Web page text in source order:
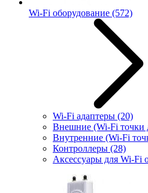
Wi-Fi оборудование (572)
Wi-Fi адаптеры (20)
Внешние (Wi-Fi точки
Внутренние (Wi-Fi
Контроллеры (28)
Аксессуары для Wi-Fi